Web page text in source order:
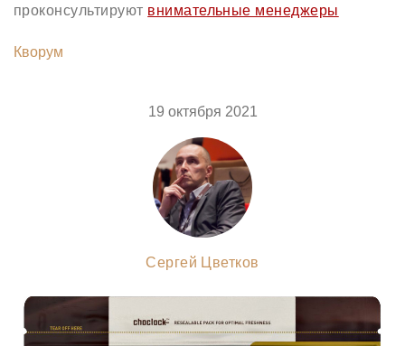
проконсультируют внимательные менеджеры
Кворум
19 октября 2021
Сергей Цветков